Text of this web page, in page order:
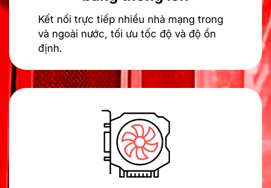
Kết nối trực tiếp nhiều nhà mạng trong
và ngoài nước, tối ưu tốc độ và độ ổn
định.